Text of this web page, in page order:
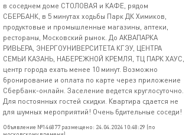
в соседнем доме СТОЛОВАЯ и КАФЕ, рядом
СБЕРБАНК, в 5 минутах ходьбы Парк ДК Химиков,
продуктовые и промышленные магазины, аптеки,
рестораны, Московский рынок. До АКВАПАРКА
РИВЬЕРА, ЭНЕРГОУНИВЕРСИТЕТА КГЭУ, ЦЕНТРА
СЕМЬИ КАЗАНЬ, НАБЕРЕЖНОЙ КРЕМЛЯ, ТЦ ПАРК ХАУС,
центр города ехать менее 10 минут. Возможно
бронирование и оплата по карте через приложение
Сбербанк-онлайн. Заселение ведется круглосуточно.
Для постоянных гостей скидки. Квартира сдается не
для шумных мероприятий! Очень бдительные соседи!
Объявление №146877 размещено: 24.04.2024 10:48:29 (по